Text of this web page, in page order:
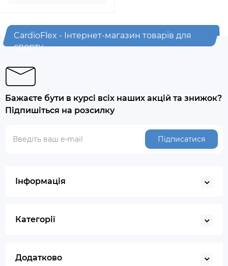
CardioFlex - Інтернет-магазин товарів для
спорту
Бажаєте бути в курсі всіх наших акцій та знижок?
Підпишіться на розсилку
Підписатися
Інформація
Категорії
Додатково